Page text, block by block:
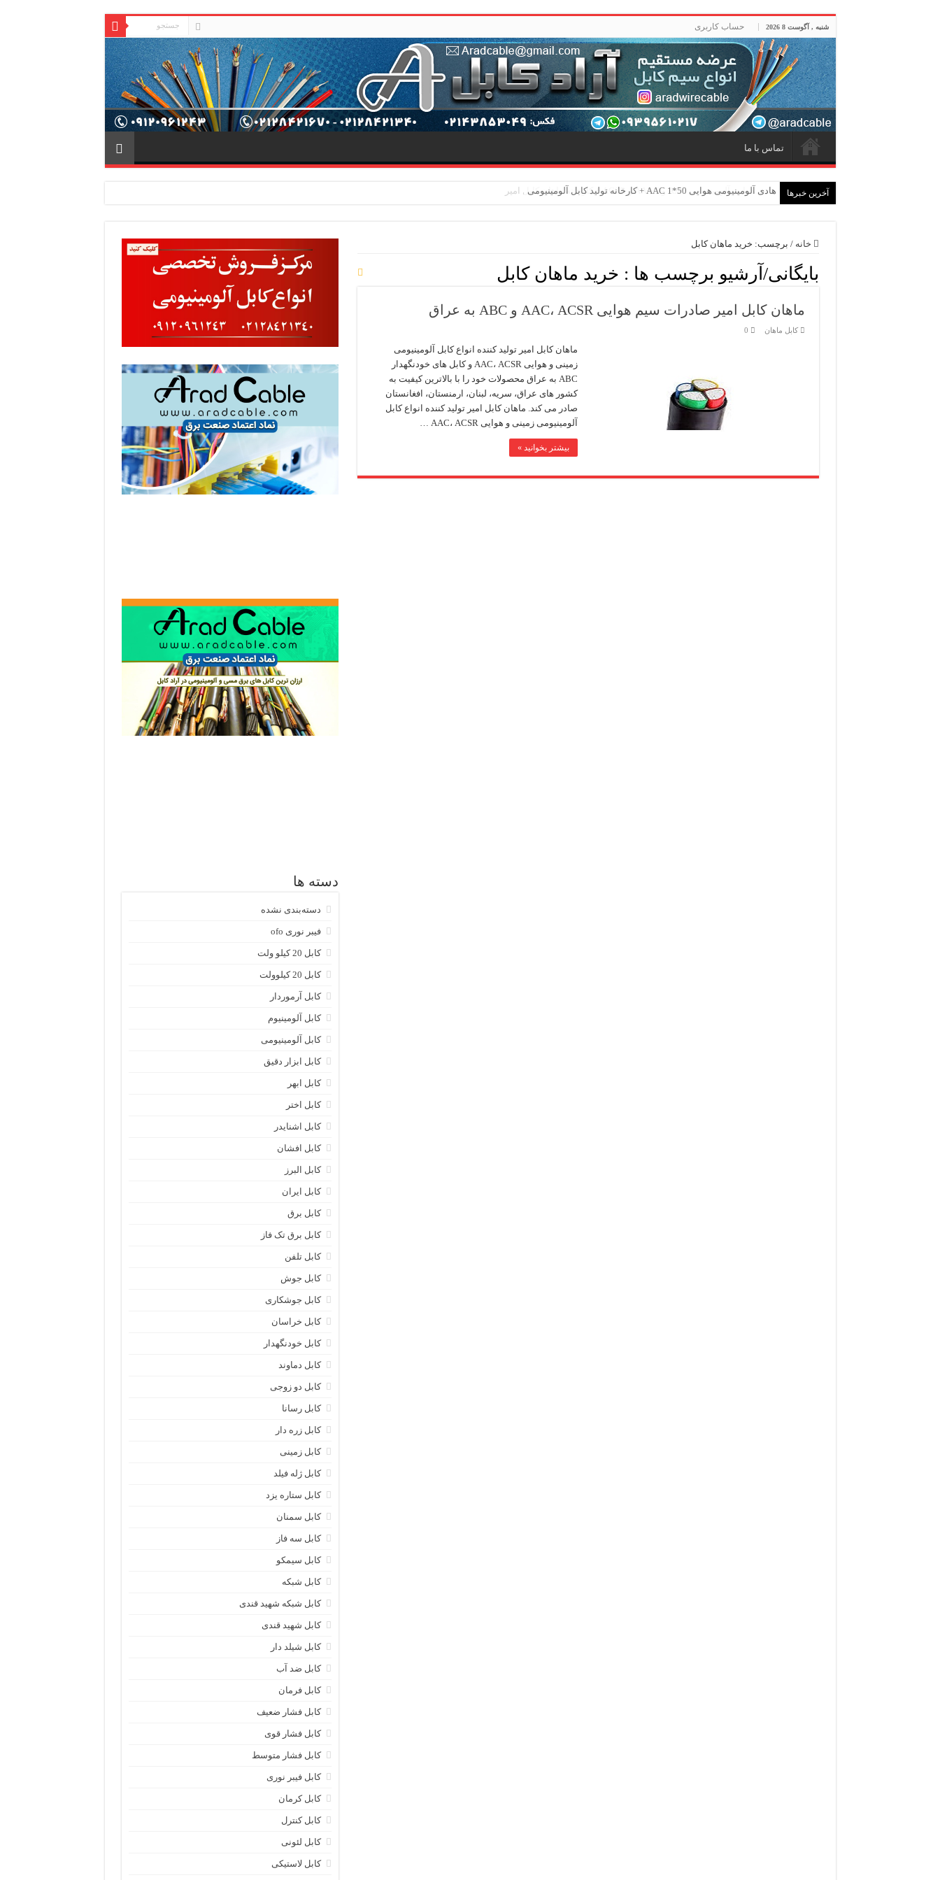
شنبه , آگوست 8 2026 حساب کاربری
تماس با ما
آخرین خبرها هادی هوایی آلومینیومی AAC و AAAC و ACSR + کارخانه ماهان کابل امیر
خانه / برچسب: خرید ماهان کابل
بایگانی/آرشیو برچسب ها : خرید ماهان کابل
ماهان کابل امیر صادرات سیم هوایی AAC، ACSR و ABC به عراق
کابل ماهان 0
ماهان کابل امیر تولید کننده انواع کابل آلومینیومی
زمینی و هوایی AAC، ACSR و کابل های خودنگهدار
ABC به عراق محصولات خود را با بالاترین کیفیت به
کشور های عراق، سریه، لبنان، ارمنستان، افغانستان
صادر می کند. ماهان کابل امیر تولید کننده انواع کابل
آلومینیومی زمینی و هوایی AAC، ACSR …
بیشتر بخوانید »
دسته ها
دسته‌بندی نشده
فیبر نوری ofo
کابل 20 کیلو ولت
کابل 20 کیلوولت
کابل آرموردار
کابل آلومینیوم
کابل آلومینیومی
کابل ابزار دقیق
کابل ابهر
کابل اختر
کابل اشنایدر
کابل افشان
کابل البرز
کابل ایران
کابل برق
کابل برق تک فاز
کابل تلفن
کابل جوش
کابل جوشکاری
کابل خراسان
کابل خودنگهدار
کابل دماوند
کابل دو زوجی
کابل رسانا
کابل زره دار
کابل زمینی
کابل ژله فیلد
کابل ستاره یزد
کابل سمنان
کابل سه فاز
کابل سیمکو
کابل شبکه
کابل شبکه شهید قندی
کابل شهید قندی
کابل شیلد دار
کابل ضد آب
کابل فرمان
کابل فشار ضعیف
کابل فشار قوی
کابل فشار متوسط
کابل فیبر نوری
کابل کرمان
کابل کنترل
کابل لئونی
کابل لاستیکی